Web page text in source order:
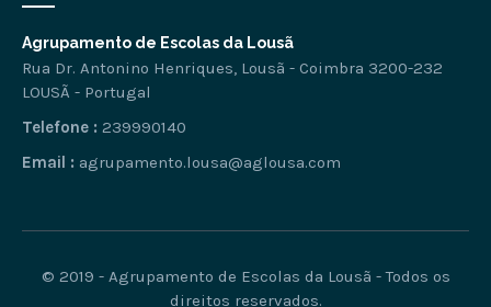
Agrupamento de Escolas da Lousã
Rua Dr. Antonino Henriques, Lousã - Coimbra 3200-232
LOUSÃ - Portugal
Telefone : 239990140
Email : agrupamento.lousa@aglousa.com
© 2019 - Agrupamento de Escolas da Lousã - Todos os
direitos reservados.